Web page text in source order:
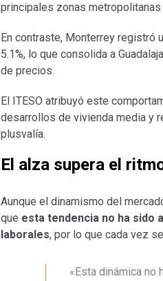
principales zonas metropolitanas
En contraste, Monterrey registró
5.1%, lo que consolida a
de precios.
El ITESO atribuyó este
desarrollos de vivienda media y
plusvalía.
El alza supera el
Aunque el dinamismo del
que esta tendencia no ha sido
laborales, por lo que cada vez
«Esta dinámica no